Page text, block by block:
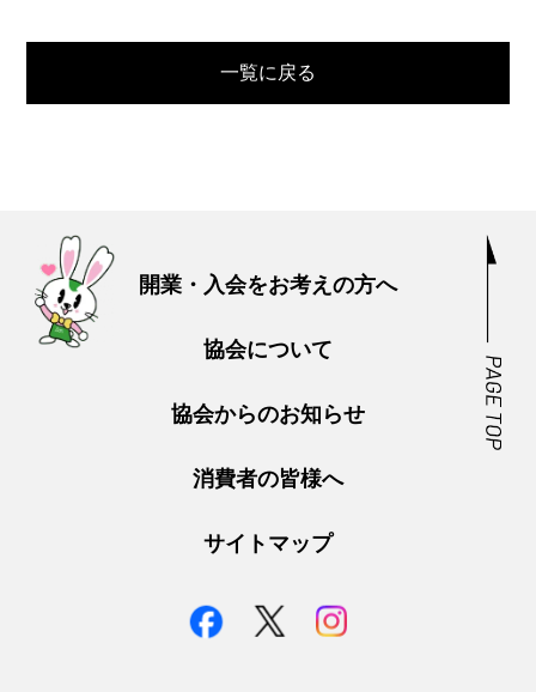
一覧に戻る
開業・入会をお考えの方へ
協会について
協会からのお知らせ
消費者の皆様へ
サイトマップ